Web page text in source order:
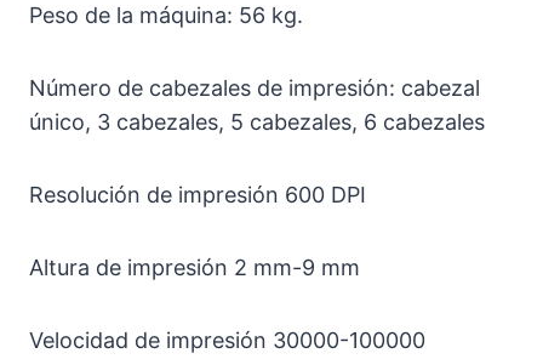
Peso de la máquina: 56 kg.
Número de cabezales de impresión: cabezal
único, 3 cabezales, 5 cabezales, 6 cabezales
Resolución de impresión 600 DPI
Altura de impresión 2 mm-9 mm
Velocidad de impresión 30000-100000